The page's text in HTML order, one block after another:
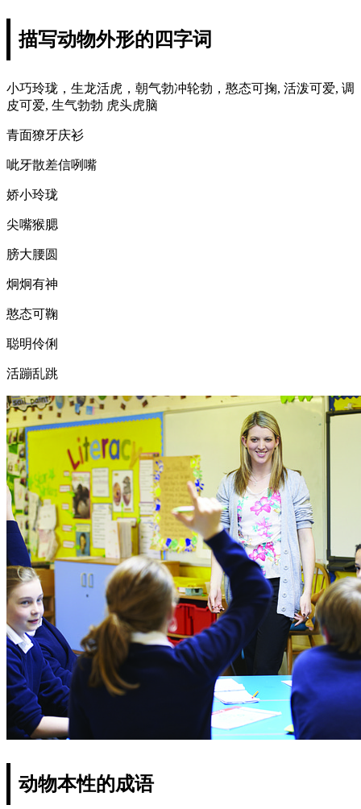
描写动物外形的四字词
小巧玲珑，生龙活虎，朝气勃冲轮勃，憨态可掬, 活泼可爱, 调
皮可爱, 生气勃勃 虎头虎脑
青面獠牙庆衫
呲牙散差信咧嘴
娇小玲珑
尖嘴猴腮
膀大腰圆
炯炯有神
憨态可鞠
聪明伶俐
活蹦乱跳
动物本性的成语